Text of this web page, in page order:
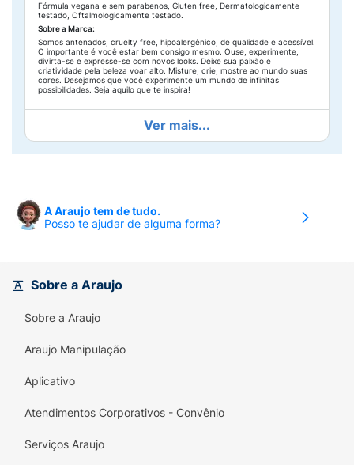
Fórmula vegana e sem parabenos, Gluten free, Dermatologicamente
testado, Oftalmologicamente testado.
Sobre a Marca:
Somos antenados, cruelty free, hipoalergênico, de qualidade e acessível.
O importante é você estar bem consigo mesmo. Ouse, experimente,
divirta-se e expresse-se com novos looks. Deixe sua paixão e
criatividade pela beleza voar alto. Misture, crie, mostre ao mundo suas
cores. Desejamos que você experimente um mundo de infinitas
possibilidades. Seja aquilo que te inspira!
Ver mais...
A Araujo tem de tudo.
Posso te ajudar de alguma forma?
Sobre a Araujo
Sobre a Araujo
Araujo Manipulação
Aplicativo
Atendimentos Corporativos - Convênio
Serviços Araujo